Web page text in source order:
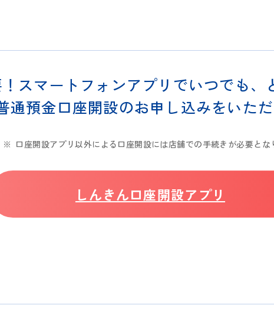
スマートフォンアプリでいつでも、
通預金口座開設のお申し込みをいた
口座開設アプリ以外による口座開設には店舗での手続きが必要とな
しんきん口座開設アプリ